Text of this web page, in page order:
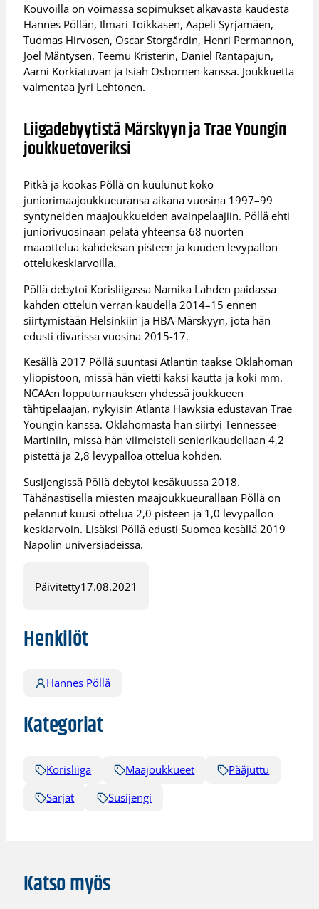
Kouvoilla on voimassa sopimukset alkavasta kaudesta
Hannes Pöllän, Ilmari Toikkasen, Aapeli Syrjämäen,
Tuomas Hirvosen, Oscar Storgårdin, Henri Permannon,
Joel Mäntysen, Teemu Kristerin, Daniel Rantapajun,
Aarni Korkiatuvan ja Isiah Osbornen kanssa. Joukkuetta
valmentaa Jyri Lehtonen.
Liigadebyytistä Märskyyn ja Trae Youngin
joukkuetoveriksi
Pitkä ja kookas Pöllä on kuulunut koko
juniorimaajoukkueuransa aikana vuosina 1997–99
syntyneiden maajoukkueiden avainpelaajiin. Pöllä ehti
juniorivuosinaan pelata yhteensä 68 nuorten
maaottelua kahdeksan pisteen ja kuuden levypallon
ottelukeskiarvoilla.
Pöllä debytoi Korisliigassa Namika Lahden paidassa
kahden ottelun verran kaudella 2014–15 ennen
siirtymistään Helsinkiin ja HBA-Märskyyn, jota hän
edusti divarissa vuosina 2015-17.
Kesällä 2017 Pöllä suuntasi Atlantin taakse Oklahoman
yliopistoon, missä hän vietti kaksi kautta ja koki mm.
NCAA:n lopputurnauksen yhdessä joukkueen
tähtipelaajan, nykyisin Atlanta Hawksia edustavan Trae
Youngin kanssa. Oklahomasta hän siirtyi Tennessee-
Martiniin, missä hän viimeisteli seniorikaudellaan 4,2
pistettä ja 2,8 levypalloa ottelua kohden.
Susijengissä Pöllä debytoi kesäkuussa 2018.
Tähänastisella miesten maajoukkueurallaan Pöllä on
pelannut kuusi ottelua 2,0 pisteen ja 1,0 levypallon
keskiarvoin. Lisäksi Pöllä edusti Suomea kesällä 2019
Napolin universiadeissa.
Päivitetty17.08.2021
Henkilöt
Hannes Pöllä
Kategoriat
Korisliiga Maajoukkueet
Pääjuttu
Sarjat
Susijengi
Katso myös